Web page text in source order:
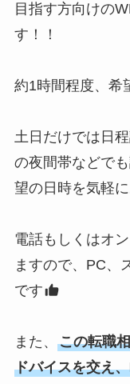
目指す方向けの
す！！
約1時間程度、希
土日だけでは日
の夜間帯などで
望の日時を気軽に
電話もしくはオ
ますので、PC、
です
また、 この転職
ドバイスを交え